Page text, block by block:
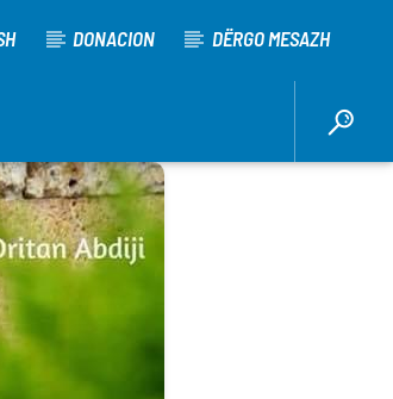
DONACION DËRGO MESAZH